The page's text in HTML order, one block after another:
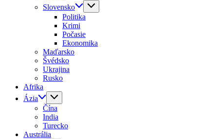
Slovensko
Politika
Krimi
Počasie
Ekonomika
Maďarsko
Švédsko
Ukrajina
Rusko
Afrika
Ázia
Čína
India
Turecko
Austrália